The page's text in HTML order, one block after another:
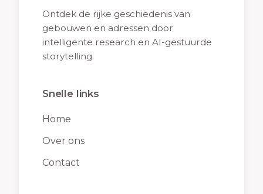
Ontdek de rijke geschiedenis van
gebouwen en adressen door
intelligente research en AI-gestuurde
storytelling.
Snelle links
Home
Over ons
Contact